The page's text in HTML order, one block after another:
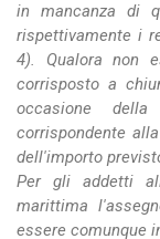
in mancanza di
rispettivamente i
4). Qualora non
corrisposto a
occasione
corrispondente
dell'importo
Per gli addetti
marittima
essere comunque